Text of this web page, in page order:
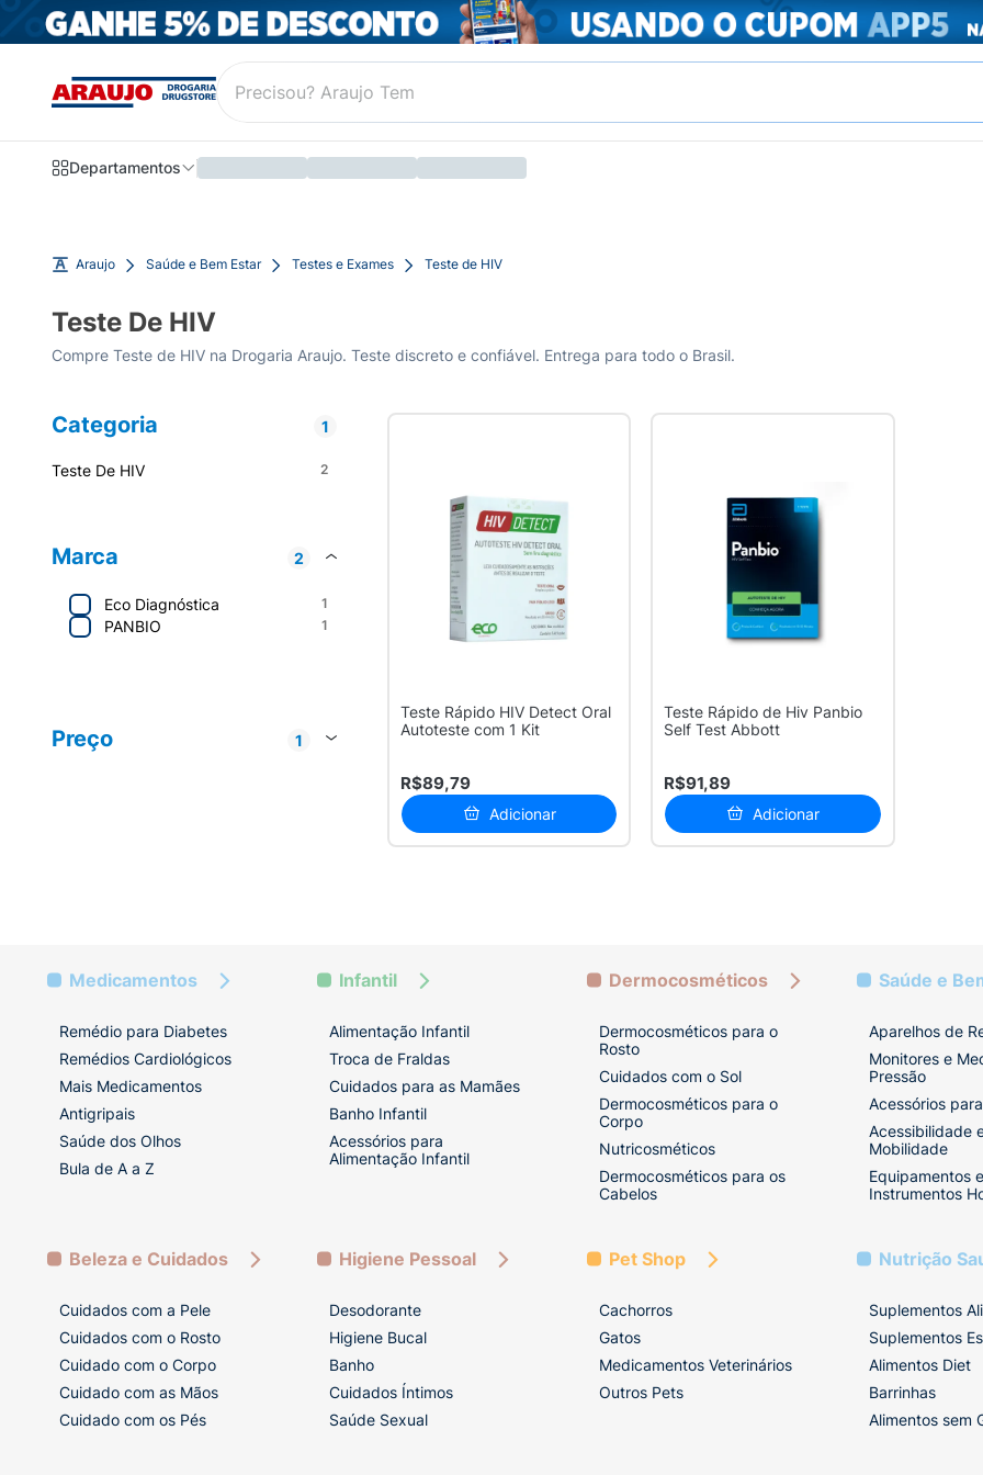
Departamentos
Araujo Saúde e Bem Estar Testes e Exames Teste de HIV
Teste De HIV
Compre Teste de HIV na Drogaria Araujo. Teste discreto e confiável. Entrega para todo o Brasil.
Categoria 1
Teste De HIV 2
Marca 2
Eco Diagnóstica 1
PANBIO 1
Preço
1
Teste Rápido HIV Detect Oral
Autoteste com 1 Kit
R$89,79
Adicionar
Teste Rápido de Hiv Panbio
Self Test Abbott
R$91,89
Adicionar
Medicamentos
Remédio para Diabetes
Remédios Cardiológicos
Mais Medicamentos
Antigripais
Saúde dos Olhos
Bula de A a Z
Infantil
Alimentação Infantil
Troca de Fraldas
Cuidados para as Mamães
Banho Infantil
Acessórios para
Alimentação Infantil
Dermocosméticos
Dermocosméticos para o
Rosto
Cuidados com o Sol
Dermocosméticos para o
Corpo
Nutricosméticos
Dermocosméticos para os
Cabelos
Saúde e
Aparelhos de
Monitores e
Pressão
Acessórios
Acessibilidade
Mobilidade
Equipamentos e
Instrumentos
Beleza e Cuidados
Cuidados com a Pele
Cuidados com o Rosto
Cuidado com o Corpo
Cuidado com as Mãos
Cuidado com os Pés
Higiene Pessoal
Desodorante
Higiene Bucal
Banho
Cuidados Íntimos
Saúde Sexual
Pet Shop
Cachorros
Gatos
Medicamentos Veterinários
Outros Pets
Nutrição
Suplementos
Suplementos
Alimentos Diet
Barrinhas
Alimentos sem